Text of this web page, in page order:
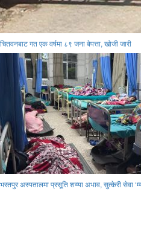
चितवनबाट गत एक वर्षमा ८९ जना बेपत्ता, खोजी जारी
भरतपुर अस्पतालमा प्रसूति शय्या अभाव, सुत्केरी सेवा